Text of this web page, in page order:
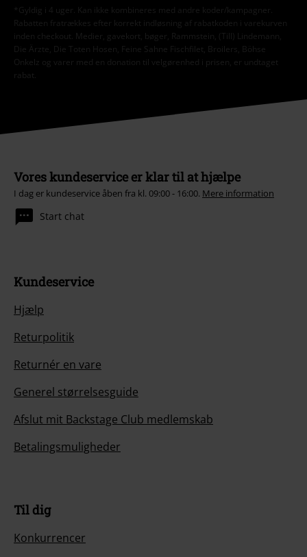
*Gyldig i 4 uger. Kan ikke kombineres med andre koder/kampagner.
Rabatten fratrækkes efter korrekt indløsning af rabatkoden i varekurven
inden checkout. Medier, gavekort, bøger, Rammstein, (Till) Lindemann,
Die Ärzte, Die Toten Hosen, Feine Sahne Fischfilet, Broilers, Böhse
Onkelz og varer med en donation til velgørenhed i prisen, er undtaget
rabat.
Vores kundeservice er klar til at hjælpe
I dag er kundeservice åben fra kl. 09:00 - 16:00. Mere information
Start chat
Kundeservice
Hjælp
Returpolitik
Returnér en vare
Generel størrelsesguide
Afslut mit Backstage Club medlemskab
Betalingsmuligheder
Til dig
Konkurrencer